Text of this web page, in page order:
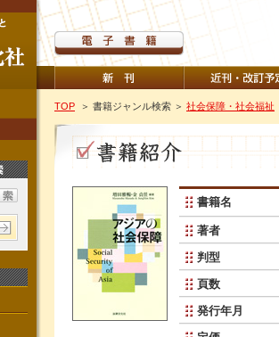
TOP ＞ 書籍ジャンル検索 ＞ 社会保障・社会福祉
書籍名
著者
判型
頁数
発行年月